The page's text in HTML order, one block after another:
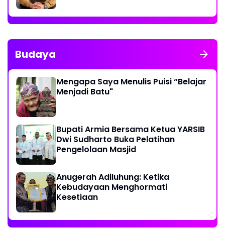
Budaya
Mengapa Saya Menulis Puisi “Belajar
Menjadi Batu"
Bupati Armia Bersama Ketua YARSIB
Dwi Sudharto Buka Pelatihan
Pengelolaan Masjid
Anugerah Adiluhung: Ketika
Kebudayaan Menghormati
Kesetiaan